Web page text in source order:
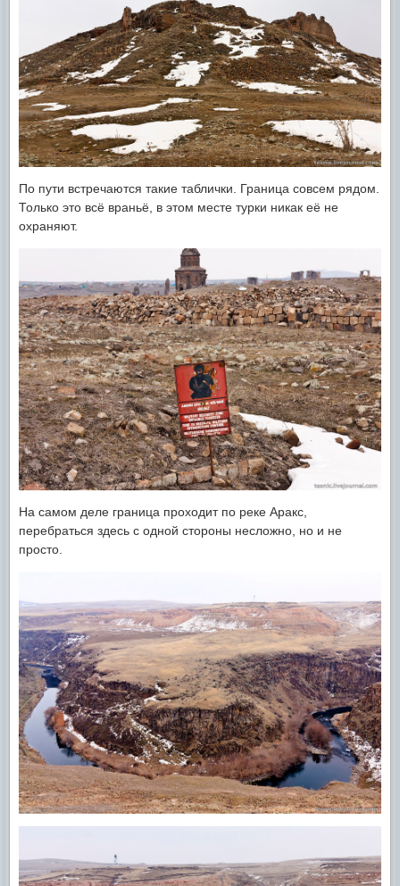
По пути встречаются такие таблички. Граница совсем рядом.
Только это всё враньё, в этом месте турки никак её не
охраняют.
На самом деле граница проходит по реке Аракс,
перебраться здесь с одной стороны несложно, но и не
просто.